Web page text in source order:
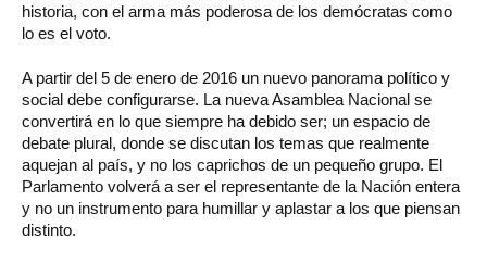
historia, con el arma más poderosa de los demócratas como
lo es el voto.
A partir del 5 de enero de 2016 un nuevo panorama político y
social debe configurarse. La nueva Asamblea Nacional se
convertirá en lo que siempre ha debido ser; un espacio de
debate plural, donde se discutan los temas que realmente
aquejan al país, y no los caprichos de un pequeño grupo. El
Parlamento volverá a ser el representante de la Nación entera
y no un instrumento para humillar y aplastar a los que piensan
distinto.